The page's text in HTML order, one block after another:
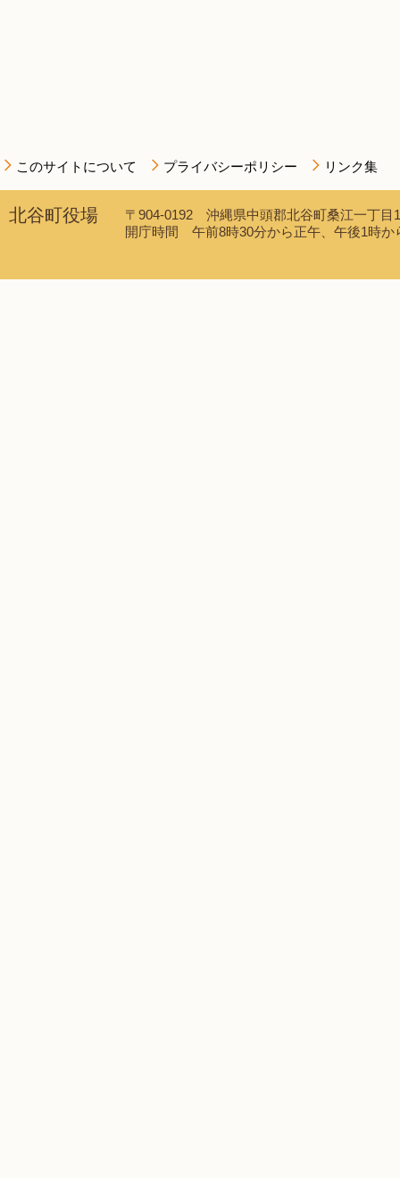
このサイトについて プライバシーポリシー リンク集
北谷町役場
〒904-0192 沖縄県中頭郡北谷町桑江一丁
開庁時間 午前8時30分から正午、午後1時か